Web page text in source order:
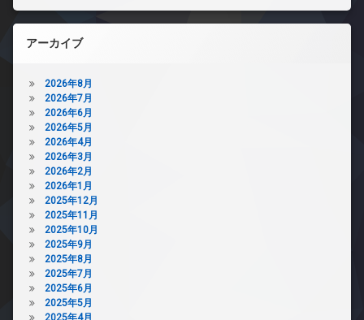
アーカイブ
2026年8月
2026年7月
2026年6月
2026年5月
2026年4月
2026年3月
2026年2月
2026年1月
2025年12月
2025年11月
2025年10月
2025年9月
2025年8月
2025年7月
2025年6月
2025年5月
2025年4月